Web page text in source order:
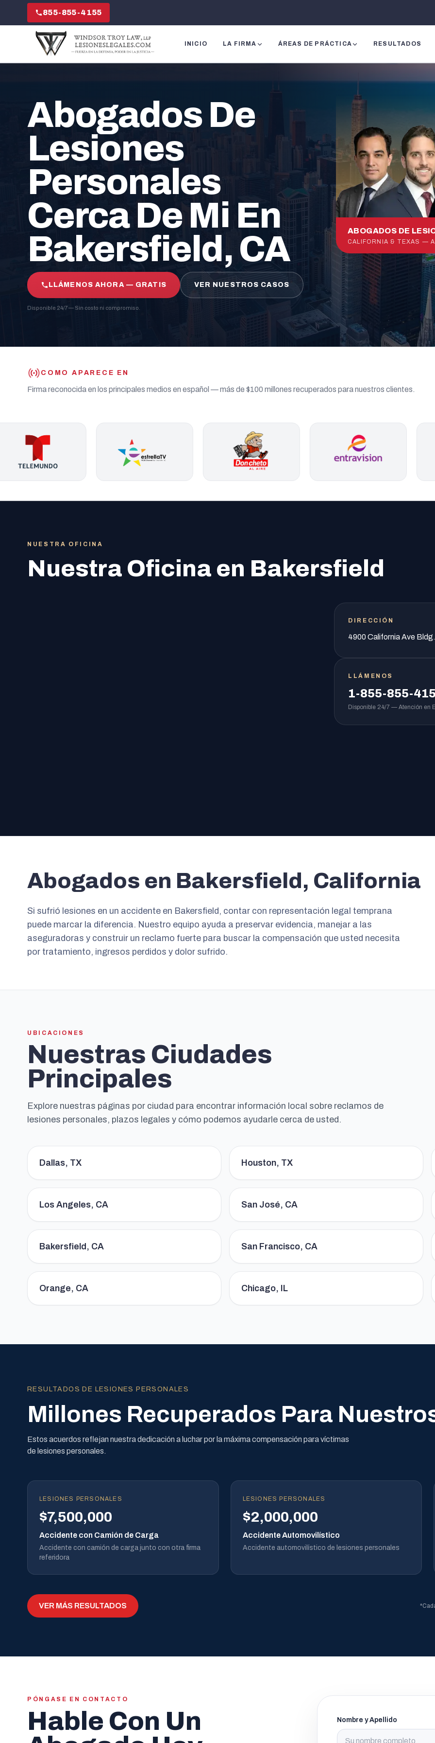
855-855-4155
INICIO LA FIRMA ÁREAS DE PRÁCTICA RESULTADOS
Abogados De
Lesiones
Personales
Cerca De Mi En
Bakersfield, CA
LLÁMENOS AHORA — GRATIS VER NUESTROS CASOS
Disponible 24/7 — Sin costo ni compromiso.
ABOGADOS DE
CALIFORNIA & TEXAS —
COMO APARECE EN
Firma reconocida en los principales medios en español — más de $100 millones recuperados para nuestros clientes.
NUESTRA OFICINA
Nuestra Oficina en Bakersfield
DIRECCIÓN
4900 California Ave
LLÁMENOS
1-855-855-
Disponible 24/7 — Atención en
Abogados en Bakersfield, California
Si sufrió lesiones en un accidente en Bakersfield, contar con representación legal temprana
puede marcar la diferencia. Nuestro equipo ayuda a preservar evidencia, manejar a las
aseguradoras y construir un reclamo fuerte para buscar la compensación que usted necesita
por tratamiento, ingresos perdidos y dolor sufrido.
UBICACIONES
Nuestras Ciudades
Principales
Explore nuestras páginas por ciudad para encontrar información local sobre reclamos de
lesiones personales, plazos legales y cómo podemos ayudarle cerca de usted.
Dallas, TX Houston, TX
Los Angeles, CA San José, CA
Bakersfield, CA San Francisco, CA
Orange, CA Chicago, IL
RESULTADOS DE LESIONES PERSONALES
Millones Recuperados Para
Estos acuerdos reflejan nuestra dedicación a luchar por la máxima compensación para víctimas
de lesiones personales.
LESIONES PERSONALES
$7,500,000
Accidente con Camión de Carga
Accidente con camión de carga junto con otra firma
referidora
LESIONES PERSONALES
$2,000,000
Accidente Automovilístico
Accidente automovilístico de lesiones personales
VER MÁS RESULTADOS
PÓNGASE EN CONTACTO
Hable Con Un
Nombre y Apellido